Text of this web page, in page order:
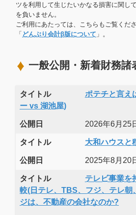
ツを利用して生じたいかなる損害に関し
を負いません。
ご利用にあたっては、こちらもご覧くだ
「 どんぶり会計β版について 」。
一般公開・新着財務諸
タイトル
ポテチと言え
ー vs 湖池屋)
公開日 2026年6月25
タイトル 大和ハウスと
公開日 2025年8月20
タイトル
テレビ事業を
較(日テレ、TBS、フジ、テレ朝
ジは、不動産の会社なのか?